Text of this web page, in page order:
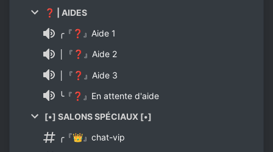
❓ | AIDES
╭『❓』Aide 1
│『❓』Aide 2
│『❓』Aide 3
╰『❓』En attente d'aide
[•] SALONS SPÉCIAUX [•]
╭『👑』chat-vip